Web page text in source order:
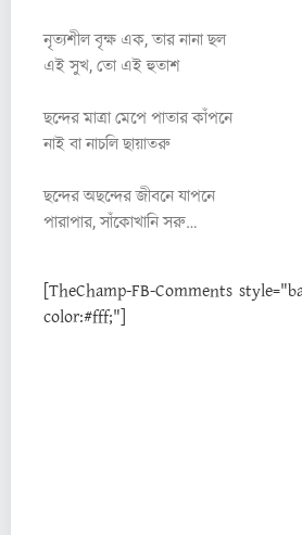
নৃত্যশীল বৃক্ষ এক, তার নানা ছল
এই সুখ, তো এই হুতাশ
ছন্দের মাত্রা মেপে পাতার কাঁপনে
নাই বা নাচলি ছায়াতরু
ছন্দের অছন্দের জীবনে যাপনে
পারাপার, সাঁকোখানি সরু…
[TheChamp-FB-Comments
color:#fff;"]